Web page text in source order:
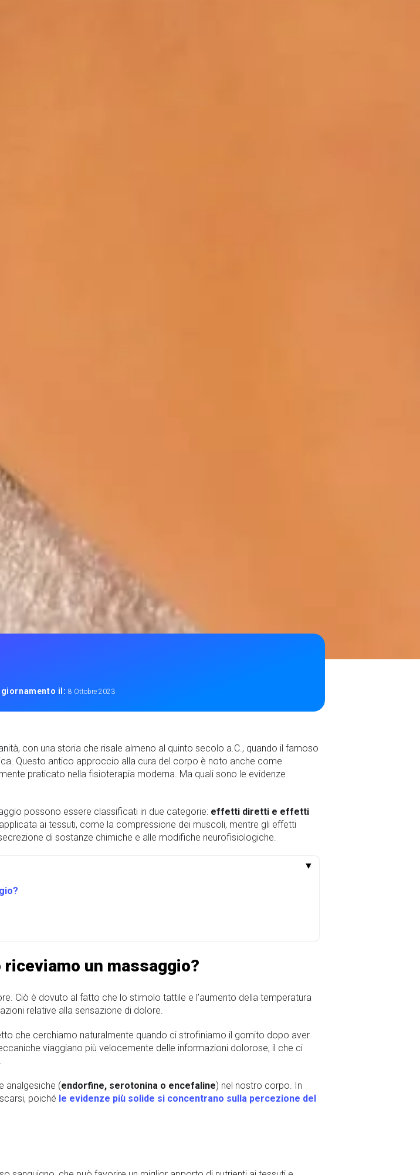
il:8 Ottobre 2023
con una storia che risale almeno al quinto secolo a.C., quando il famoso
Questo antico approccio alla cura del corpo è noto anche come
praticato nella fisioterapia moderna. Ma quali sono le evidenze
possono essere classificati in due categorie: effetti diretti e effetti
ai tessuti, come la compressione dei muscoli, mentre gli effetti
di sostanze chimiche e alle modifiche neurofisiologiche.
▼
un massaggio?
Ciò è dovuto al fatto che lo stimolo tattile e l’aumento della temperatura
relative alla sensazione di dolore.
che cerchiamo naturalmente quando ci strofiniamo il gomito dopo aver
viaggiano più velocemente delle informazioni dolorose, il che ci
analgesiche (endorfine, serotonina o encefaline) nel nostro corpo. In
poiché le evidenze più solide si concentrano sulla percezione del